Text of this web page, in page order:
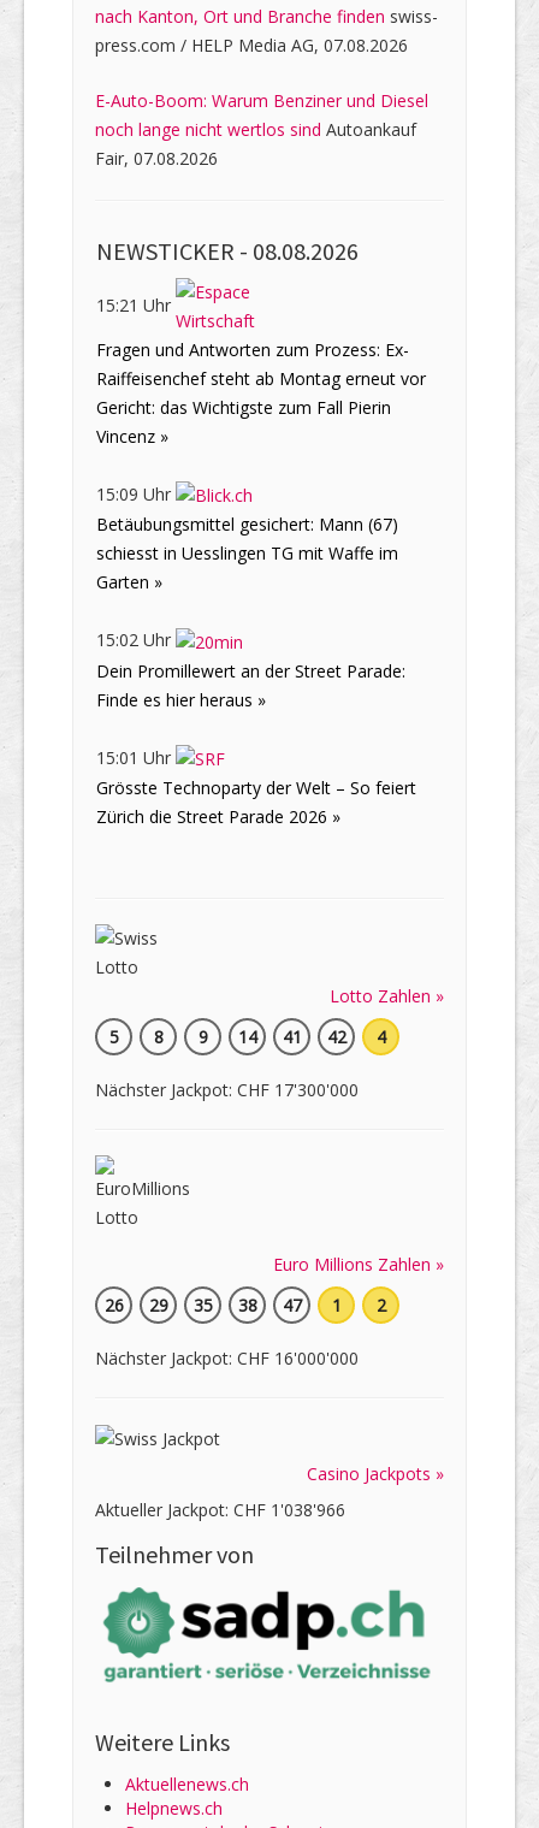
nach Kanton, Ort und Branche finden swiss-
press.com / HELP Media AG, 07.08.2026
E-Auto-Boom: Warum Benziner und Diesel
noch lange nicht wertlos sind Autoankauf
Fair, 07.08.2026
NEWSTICKER - 08.08.2026
15:21 Uhr
Fragen und Antworten zum Prozess: Ex-
Raiffeisenchef steht ab Montag erneut vor
Gericht: das Wichtigste zum Fall Pierin
Vincenz »
15:09 Uhr
Betäubungsmittel gesichert: Mann (67)
schiesst in Uesslingen TG mit Waffe im
Garten »
15:02 Uhr
Dein Promillewert an der Street Parade:
Finde es hier heraus »
15:01 Uhr
Grösste Technoparty der Welt – So feiert
Zürich die Street Parade 2026 »
Lotto Zahlen »
5
8 9 14 41 42 4
Nächster Jackpot: CHF 17'300'000
Euro Millions Zahlen »
26
29 35 38 47 1 2
Nächster Jackpot: CHF 16'000'000
Casino Jackpots »
Aktueller Jackpot: CHF 1'038'966
Teilnehmer von
Weitere Links
Aktuellenews.ch
Helpnews.ch